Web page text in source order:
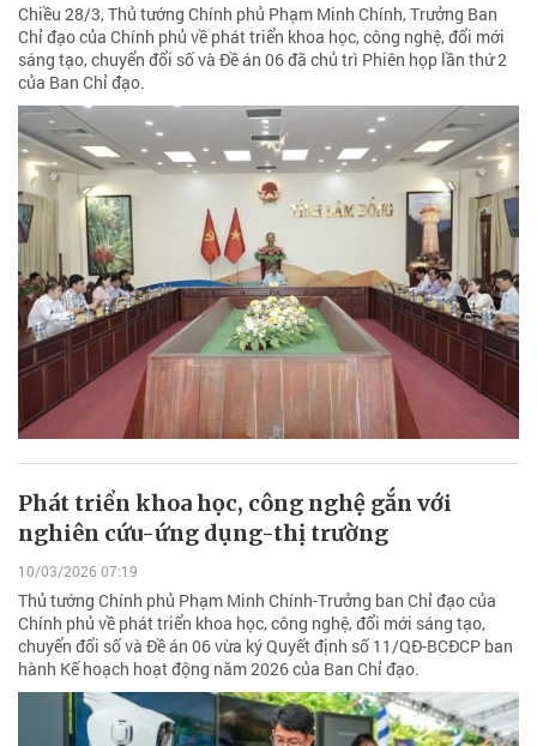
Chiều 28/3, Thủ tướng Chính phủ Phạm Minh Chính, Trưởng Ban
Chỉ đạo của Chính phủ về phát triển khoa học, công nghệ, đổi mới
sáng tạo, chuyển đổi số và Đề án 06 đã chủ trì Phiên họp lần thứ 2
của Ban Chỉ đạo.
Phát triển khoa học, công nghệ gắn với
nghiên cứu-ứng dụng-thị trường
10/03/2026 07:19
Thủ tướng Chính phủ Phạm Minh Chính-Trưởng ban Chỉ đạo của
Chính phủ về phát triển khoa học, công nghệ, đổi mới sáng tạo,
chuyển đổi số và Đề án 06 vừa ký Quyết định số 11/QĐ-BCĐCP ban
hành Kế hoạch hoạt động năm 2026 của Ban Chỉ đạo.